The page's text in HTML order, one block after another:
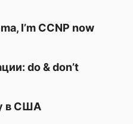
I’m CCNP now
do & don’t
в США